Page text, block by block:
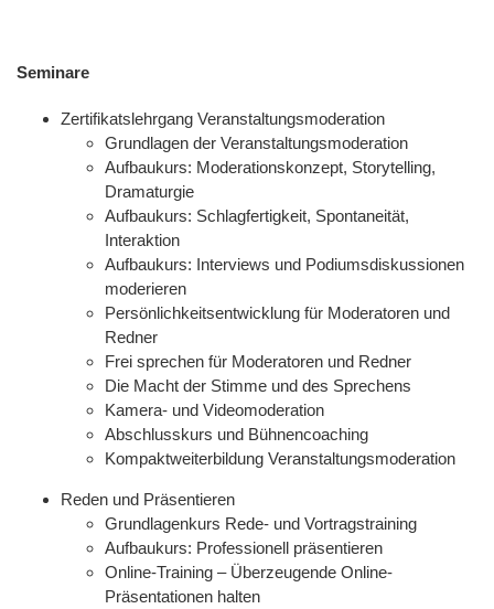
Seminare
Zertifikatslehrgang Veranstaltungsmoderation
Grundlagen der Veranstaltungsmoderation
Aufbaukurs: Moderationskonzept, Storytelling,
Dramaturgie
Aufbaukurs: Schlagfertigkeit, Spontaneität,
Interaktion
Aufbaukurs: Interviews und Podiumsdiskussionen
moderieren
Persönlichkeitsentwicklung für Moderatoren und
Redner
Frei sprechen für Moderatoren und Redner
Die Macht der Stimme und des Sprechens
Kamera- und Videomoderation
Abschlusskurs und Bühnencoaching
Kompaktweiterbildung Veranstaltungsmoderation
Reden und Präsentieren
Grundlagenkurs Rede- und Vortragstraining
Aufbaukurs: Professionell präsentieren
Online-Training – Überzeugende Online-
Präsentationen halten